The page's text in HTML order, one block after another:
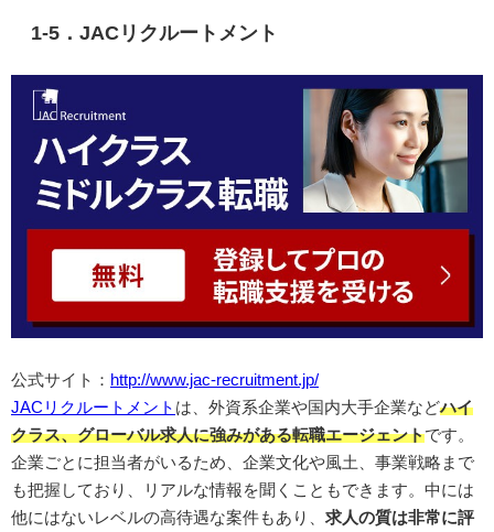
1-5．JACリクルートメント
公式サイト： http://www.jac-recruitment.jp/
JACリクルートメント は、外資系企業や国内大手企業などハイ
クラス、グローバル求人に強みがある転職エージェントです。
企業ごとに担当者がいるため、企業文化や風土、事業戦略まで
も把握しており、リアルな情報を聞くこともできます。中には
他にはないレベルの高待遇な案件もあり、 求人の質は非常に評